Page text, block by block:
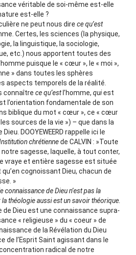
véritable de soi-même est-elle
est-elle ?
ne peut nous dire ce qu’est
Certes, les sciences (la physique,
la linguistique, la sociologie,
etc.) nous apportent toutes des
puisque le « cœur », le « moi »,
» dans toutes les sphères
aspects temporels de la réalité.
connaître ce qu’est l’homme, quiest
l’orientation fondamentale de son
biblique du mot « cœur », ce « cœur
sources de la vie ») – que dans la
DOOYEWEERD rappelle ici le
chrétiennede CALVIN : »Toute
sagesse, laquelle, à tout conter,
vraye et entière sagesse est située
cognoissant Dieu, chacun de
»
connaissance de Dieu n’est pas la
théologie aussi est un savoir théorique.
de Dieu est une connaissance supra-
« religieuse » du « coeur » de
de la Révélation du Dieu
de l’Esprit Saint agissant dans le
radical de notre